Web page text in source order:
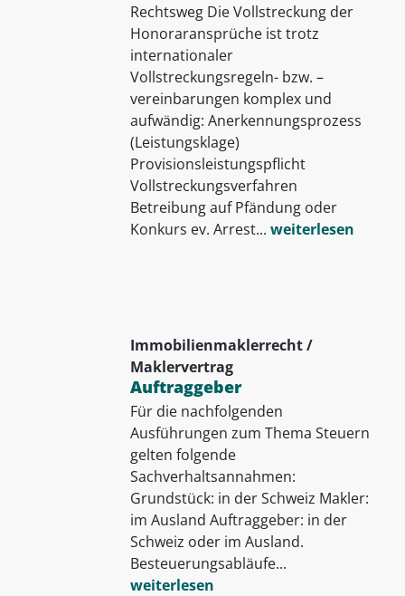
Rechtsweg Die Vollstreckung der
Honoraransprüche ist trotz
internationaler
Vollstreckungsregeln- bzw. –
vereinbarungen komplex und
aufwändig: Anerkennungsprozess
(Leistungsklage)
Provisionsleistungspflicht
Vollstreckungsverfahren
Betreibung auf Pfändung oder
Konkurs ev. Arrest... weiterlesen
Immobilienmaklerrecht /
Maklervertrag
Auftraggeber
Für die nachfolgenden
Ausführungen zum Thema Steuern
gelten folgende
Sachverhaltsannahmen:
Grundstück: in der Schweiz Makler:
im Ausland Auftraggeber: in der
Schweiz oder im Ausland.
Besteuerungsabläufe...
weiterlesen